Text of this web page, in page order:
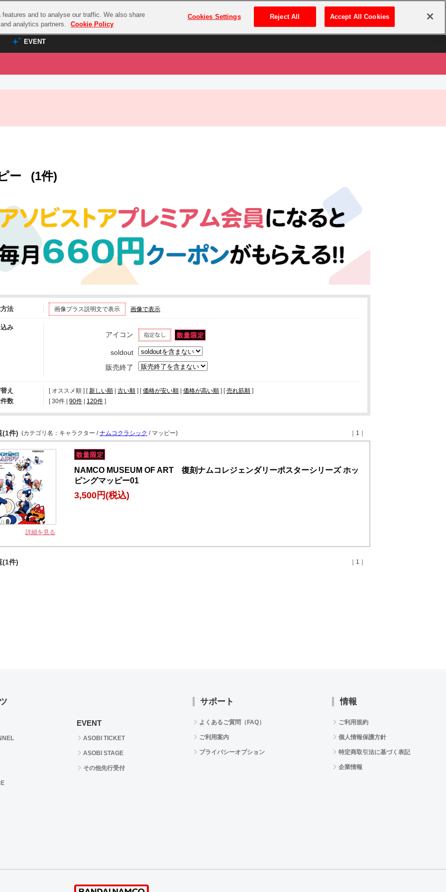
プレミアム会員とは ログイン・新規登録
EVENT
EVENT
ASOBI STAGE
マジック
ボール
ラブライブ！サンシャイン‼
ー (1件)
法 画像プラス説明文で表示 画像で表示
み
アイコン
soldout
販売終了
え [ オススメ順 ] [新しい順 | 古い順 ] [価格が安い順 | 価格が高い順 ] [売れ筋順 ]
数 [ 30件 | 90件 | 120件 ]
(1件) ｜1｜
(カテゴリ名：キャラクター /ナムコクラシック / マッピー)
詳細を見る
NAMCO MUSEUM OF ART 復刻ナムコレジェンダリーポスターシリーズ ホッ
ピングマッピー01
3,500円(税込)
(1件) ｜1｜
EVENT
ASOBI TICKET
ASOBI STAGE
その他先行受付
サポート
よくあるご質問（FAQ）
ご利用案内
プライバシーオプション
情報
ご利用規約
個人情報保護方針
特定商取引法に基づく表記
企業情報
and to analyse our traffic. We also share
analytics partners.
Cookie Policy
Cookies Settings Reject All Accept All Cookies